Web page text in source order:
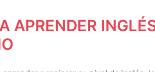
APRENDER